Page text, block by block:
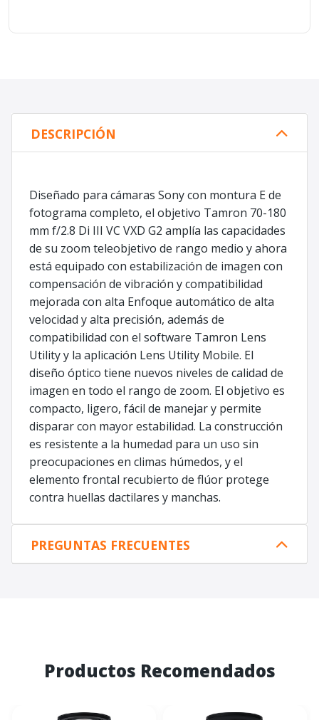
DESCRIPCIÓN
Diseñado para cámaras Sony con montura E de
fotograma completo, el objetivo Tamron 70-180
mm f/2.8 Di III VC VXD G2 amplía las capacidades
de su zoom teleobjetivo de rango medio y ahora
está equipado con estabilización de imagen con
compensación de vibración y compatibilidad
mejorada con alta Enfoque automático de alta
velocidad y alta precisión, además de
compatibilidad con el software Tamron Lens
Utility y la aplicación Lens Utility Mobile. El
diseño óptico tiene nuevos niveles de calidad de
imagen en todo el rango de zoom. El objetivo es
compacto, ligero, fácil de manejar y permite
disparar con mayor estabilidad. La construcción
es resistente a la humedad para un uso sin
preocupaciones en climas húmedos, y el
elemento frontal recubierto de flúor protege
contra huellas dactilares y manchas.
PREGUNTAS FRECUENTES
Productos Recomendados